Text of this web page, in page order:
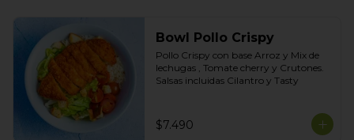
Bowl Pollo Crispy
Pollo Crispy con base Arroz y Mix de
lechugas , Tomate cherry y Crutones.
Salsas incluidas Cilantro y Tasty
$7.490